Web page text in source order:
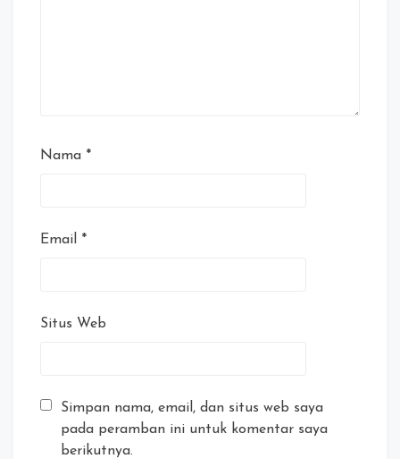
Nama *
Email *
Situs Web
Simpan nama, email, dan situs web saya
pada peramban ini untuk komentar saya
berikutnya.